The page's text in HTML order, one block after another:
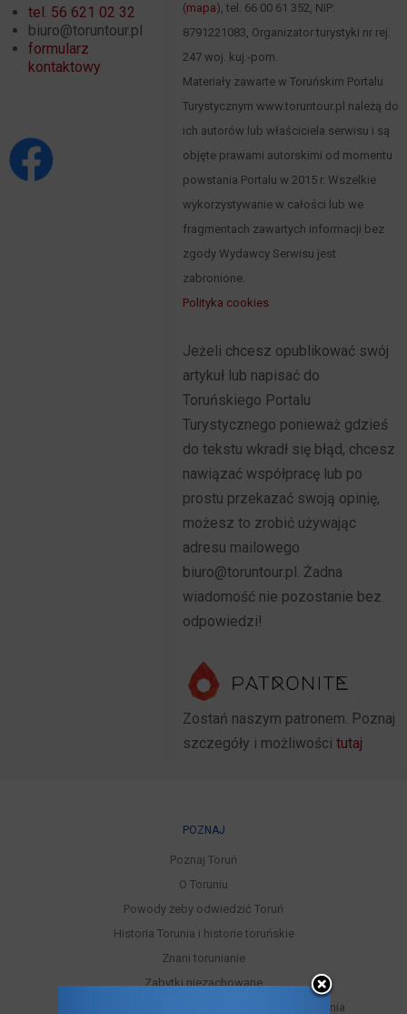
tel. 56 621 02 32
biuro@toruntour.pl
formularz
kontaktowy
(mapa), tel. 66 00 61 352, NIP:
8791221083, Organizator turystyki nr rej.
247 woj. kuj.-pom.
Materiały zawarte w Toruńskim Portalu
Turystycznym www.toruntour.pl należą do
ich autorów lub właściciela serwisu i są
objęte prawami autorskimi od momentu
powstania Portalu w 2015 r. Wszelkie
wykorzystywanie w całości lub we
fragmentach zawartych informacji bez
zgody Wydawcy Serwisu jest
zabronione.
Polityka cookies
Jeżeli chcesz opublikować swój
artykuł lub napisać do
Toruńskiego Portalu
Turystycznego ponieważ gdzieś
do tekstu wkradł się błąd, chcesz
nawiązać współpracę lub po
prostu przekazać swoją opinię,
możesz to zrobić używając
adresu mailowego
biuro@toruntour.pl. Żadna
wiadomość nie pozostanie bez
odpowiedzi!
Zostań naszym patronem. Poznaj
szczegóły i możliwości tutaj
POZNAJ
Poznaj Toruń
O Toruniu
Powody żeby odwiedzić Toruń
Historia Torunia i historie toruńskie
Znani torunianie
Zabytki niezachowane
Miejskie trasy turystyczne samodzielnego zwiedzania